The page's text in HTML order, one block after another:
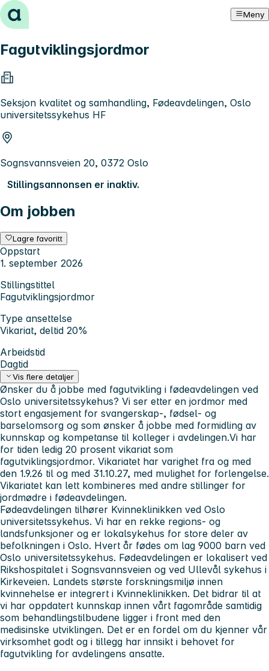
Hopp til innhold Meny
Fagutviklingsjordmor
Seksjon kvalitet og samhandling, Fødeavdelingen, Oslo
universitetssykehus HF
Sognsvannsveien 20, 0372 Oslo
Stillingsannonsen er inaktiv.
Om jobben
Lagre favoritt
Oppstart
1. september 2026
Stillingstittel
Fagutviklingsjordmor
Type ansettelse
Vikariat, deltid 20%
Arbeidstid
Dagtid
Vis flere detaljer
Ønsker du å jobbe med fagutvikling i fødeavdelingen ved
Oslo universitetssykehus? Vi ser etter en jordmor med
stort engasjement for svangerskap-, fødsel- og
barselomsorg og som ønsker å jobbe med formidling av
kunnskap og kompetanse til kolleger i avdelingen.Vi har
for tiden ledig 20 prosent vikariat som
fagutviklingsjordmor. Vikariatet har varighet fra og med
den 1.9.26 til og med 31.10.27, med mulighet for forlengelse.
Vikariatet kan lett kombineres med andre stillinger for
jordmødre i fødeavdelingen.
Fødeavdelingen tilhører Kvinneklinikken ved Oslo
universitetssykehus. Vi har en rekke regions- og
landsfunksjoner og er lokalsykehus for store deler av
befolkningen i Oslo. Hvert år fødes om lag 9000 barn ved
Oslo universitetssykehus. Fødeavdelingen er lokalisert ved
Rikshospitalet i Sognsvannsveien og ved Ullevål sykehus i
Kirkeveien. Landets største forskningsmiljø innen
kvinnehelse er integrert i Kvinneklinikken. Det bidrar til at
vi har oppdatert kunnskap innen vårt fagområde samtidig
som behandlingstilbudene ligger i front med den
medisinske utviklingen. Det er en fordel om du kjenner vår
virksomhet godt og i tillegg har innsikt i behovet for
fagutvikling for avdelingens ansatte.